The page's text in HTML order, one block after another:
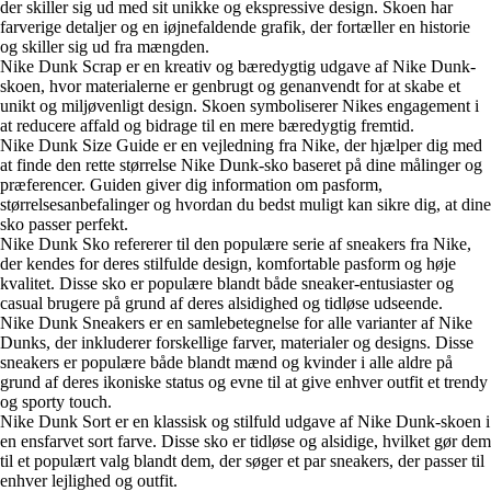
der skiller sig ud med sit unikke og ekspressive design. Skoen har
farverige detaljer og en iøjnefaldende grafik, der fortæller en historie
og skiller sig ud fra mængden.
Nike Dunk Scrap er en kreativ og bæredygtig udgave af Nike Dunk-
skoen, hvor materialerne er genbrugt og genanvendt for at skabe et
unikt og miljøvenligt design. Skoen symboliserer Nikes engagement i
at reducere affald og bidrage til en mere bæredygtig fremtid.
Nike Dunk Size Guide er en vejledning fra Nike, der hjælper dig med
at finde den rette størrelse Nike Dunk-sko baseret på dine målinger og
præferencer. Guiden giver dig information om pasform,
størrelsesanbefalinger og hvordan du bedst muligt kan sikre dig, at dine
sko passer perfekt.
Nike Dunk Sko refererer til den populære serie af sneakers fra Nike,
der kendes for deres stilfulde design, komfortable pasform og høje
kvalitet. Disse sko er populære blandt både sneaker-entusiaster og
casual brugere på grund af deres alsidighed og tidløse udseende.
Nike Dunk Sneakers er en samlebetegnelse for alle varianter af Nike
Dunks, der inkluderer forskellige farver, materialer og designs. Disse
sneakers er populære både blandt mænd og kvinder i alle aldre på
grund af deres ikoniske status og evne til at give enhver outfit et trendy
og sporty touch.
Nike Dunk Sort er en klassisk og stilfuld udgave af Nike Dunk-skoen i
en ensfarvet sort farve. Disse sko er tidløse og alsidige, hvilket gør dem
til et populært valg blandt dem, der søger et par sneakers, der passer til
enhver lejlighed og outfit.